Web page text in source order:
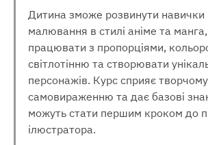
Дитина зможе розвинути
малювання в стилі аніме та
працювати з пропорціями,
світлотінню та створювати
персонажів. Курс сприяє творчому
самовираженню та дає базові
можуть стати першим кроком до
ілюстратора.